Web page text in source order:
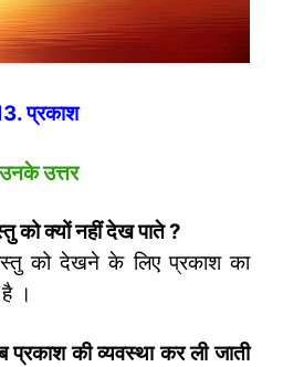
प्रकाश
उत्तर
को क्यों नहीं देख पाते?
को देखने के लिए प्रकाश का
।
प्रकाश की व्यवस्था कर ली जाती